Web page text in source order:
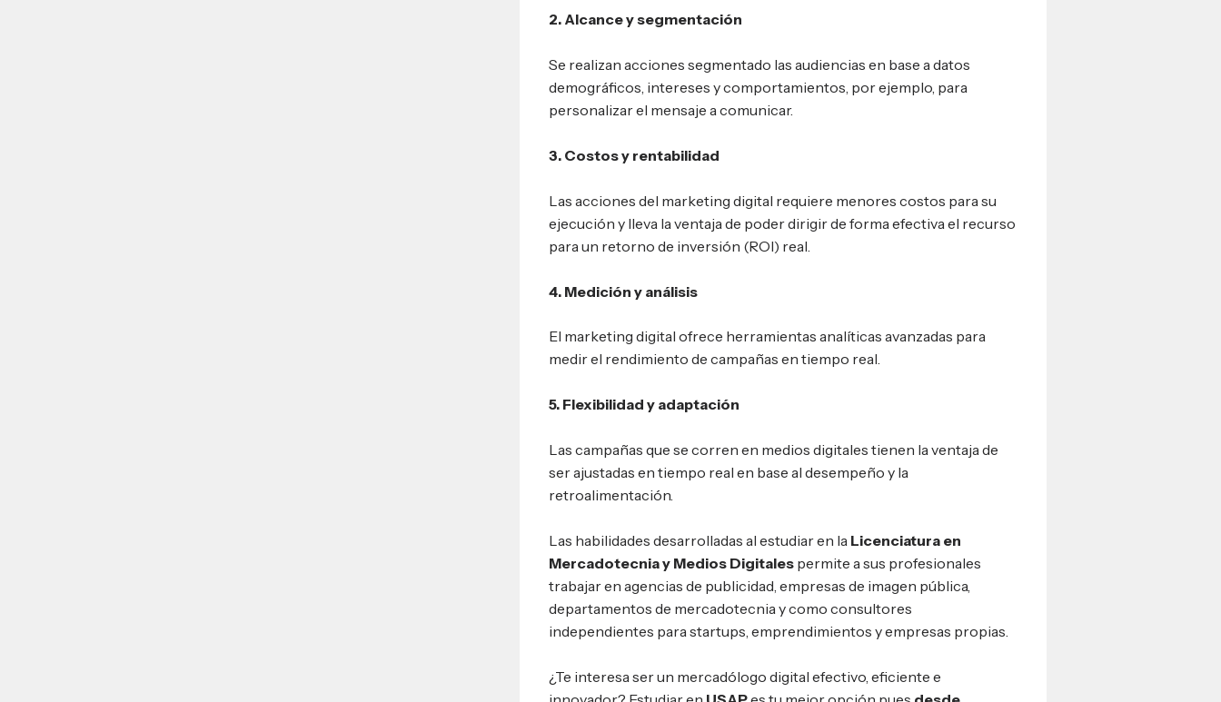
2. Alcance y segmentación
Se realizan acciones segmentado las audiencias en base a datos
demográficos, intereses y comportamientos, por ejemplo, para
personalizar el mensaje a comunicar.
3. Costos y rentabilidad
Las acciones del marketing digital requiere menores costos para su
ejecución y lleva la ventaja de poder dirigir de forma efectiva el recurso
para un retorno de inversión (ROI) real.
4. Medición y análisis
El marketing digital ofrece herramientas analíticas avanzadas para
medir el rendimiento de campañas en tiempo real.
5. Flexibilidad y adaptación
Las campañas que se corren en medios digitales tienen la ventaja de
ser ajustadas en tiempo real en base al desempeño y la
retroalimentación.
Las habilidades desarrolladas al estudiar en la Licenciatura en
Mercadotecnia y Medios Digitales permite a sus profesionales
trabajar en agencias de publicidad, empresas de imagen pública,
departamentos de mercadotecnia y como consultores
independientes para startups, emprendimientos y empresas propias.
¿Te interesa ser un mercadólogo digital efectivo, eficiente e